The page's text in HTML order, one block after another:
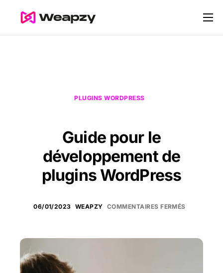
Nos services
PLUGINS WORDPRESS
Guide pour le
développement de
plugins WordPress
06/01/2023 WEAPZY COMMENTAIRES FERMÉS